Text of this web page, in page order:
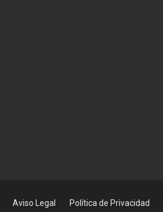
Aviso Legal Política de Privacidad